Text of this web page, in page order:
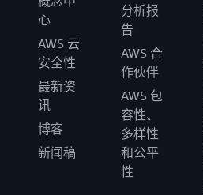
心
AWS 云
安全性
最新资
讯
博客
新闻稿
分析报
告
AWS 合
作伙伴
AWS 包
容性、
多样性
和公平
性